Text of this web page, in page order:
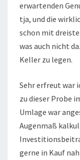
erwartenden
tja, und die
schon mit
was auch nicht
Keller zu legen.
Sehr erfreut war
zu dieser Probe
Umlage war
Augenmaß
gerne in Kauf